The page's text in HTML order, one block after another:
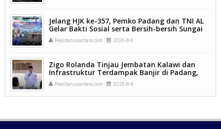
Jelang HJK ke-357, Pemko Padang dan TNI AL
Gelar Bakti Sosial serta Bersih-bersih Sungai
Batang Arau.
Realitanusantara.com 2026-8-6
Zigo Rolanda Tinjau Jembatan Kalawi dan
Infrastruktur Terdampak Banjir di Padang,
Pemulihan Pascabencana Jadi Prioritas.
Realitanusantara.com 2026-8-6